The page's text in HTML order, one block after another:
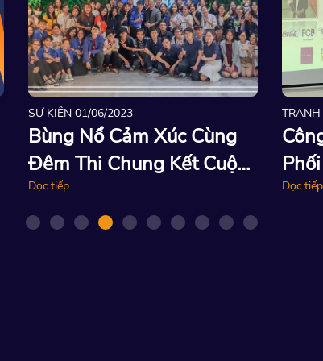
SỰ KIỆN 01/06/2023
Bùng Nổ Cảm Xúc Cùng
Đêm Thi Chung Kết Cuộc
Thi Khởi Nghiệp Fire In
Heart 2023 - Kỳ Lân Xưng
Đọc tiếp
TRANH
Đọc tiếp